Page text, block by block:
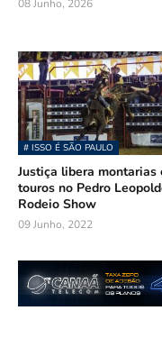
08 Junho, 2026
# ISSO É SÃO PAULO
Justiça libera montarias
touros no Pedro
Rodeio Show
09 Junho, 2022